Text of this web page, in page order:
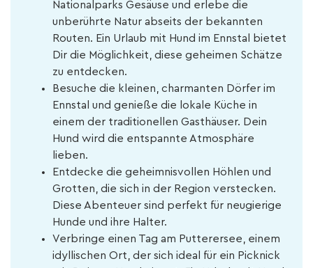
Nationalparks Gesäuse und erlebe die
unberührte Natur abseits der bekannten
Routen. Ein Urlaub mit Hund im Ennstal bietet
Dir die Möglichkeit, diese geheimen Schätze
zu entdecken.
Besuche die kleinen, charmanten Dörfer im
Ennstal und genieße die lokale Küche in
einem der traditionellen Gasthäuser. Dein
Hund wird die entspannte Atmosphäre
lieben.
Entdecke die geheimnisvollen Höhlen und
Grotten, die sich in der Region verstecken.
Diese Abenteuer sind perfekt für neugierige
Hunde und ihre Halter.
Verbringe einen Tag am Putterersee, einem
idyllischen Ort, der sich ideal für ein Picknick